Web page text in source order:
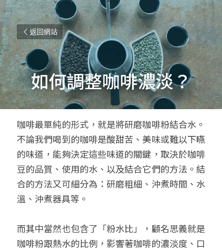
返回網站
如何調整咖啡濃淡？
咖啡最單純的形式，就是將研磨咖啡粉結合水。
不論我們喝到的咖啡是酸甜苦、美味或難以下嚥
的味道，能夠決定這些味道的關鍵，取決於咖啡
豆的品質、使用的水、以及結合它們的方法。結
合的方法又可細分為：研磨粗細、沖煮時間、水
溫、沖煮器具等。
而其中當然也包含了「粉水比」，顧名思義就是
咖啡粉跟熱水的比例，影響著咖啡的濃淡度、口